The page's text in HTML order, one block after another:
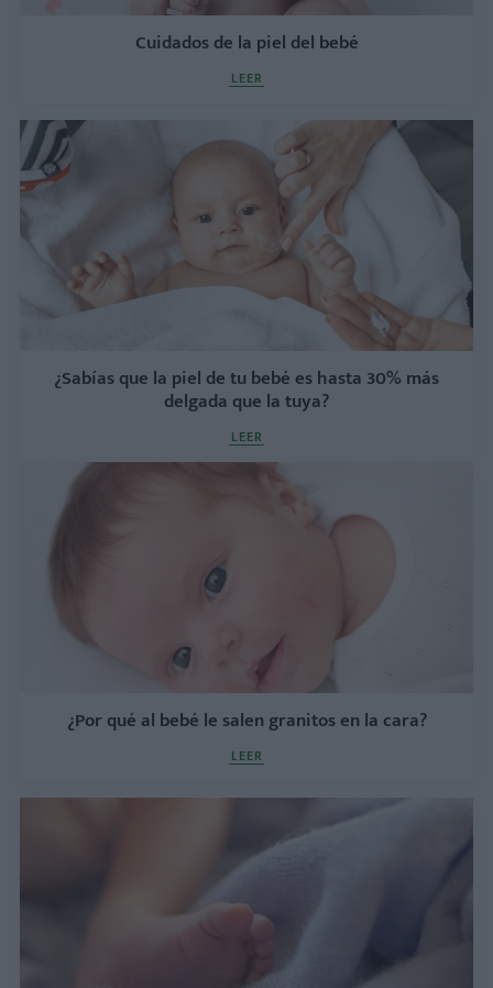
Cuidados de la piel del bebé
LEER
¿Sabías que la piel de tu bebé es hasta 30% más
delgada que la tuya?
LEER
¿Por qué al bebé le salen granitos en la cara?
LEER